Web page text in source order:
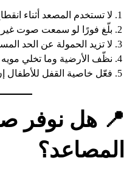
لا تستخدم المصعد أثناء
بلّغ فورًا لو سمعت صوت
لا تزيد الحمولة عن الحد
نظّف الأرضية وما تخلي
فعّل خاصية القفل للأطفال
📍 هل نوفر
المصاعد؟